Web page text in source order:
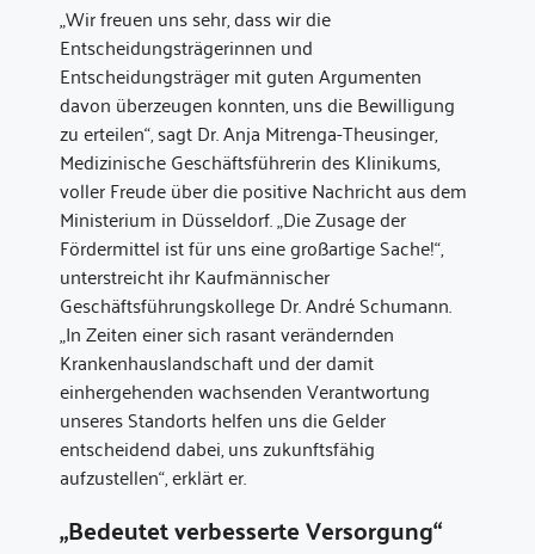
„Wir freuen uns sehr, dass wir die
Entscheidungsträgerinnen und
Entscheidungsträger mit guten Argumenten
davon überzeugen konnten, uns die Bewilligung
zu erteilen“, sagt Dr. Anja Mitrenga-Theusinger,
Medizinische Geschäftsführerin des Klinikums,
voller Freude über die positive Nachricht aus dem
Ministerium in Düsseldorf. „Die Zusage der
Fördermittel ist für uns eine großartige Sache!“,
unterstreicht ihr Kaufmännischer
Geschäftsführungskollege Dr. André Schumann.
„In Zeiten einer sich rasant verändernden
Krankenhauslandschaft und der damit
einhergehenden wachsenden Verantwortung
unseres Standorts helfen uns die Gelder
entscheidend dabei, uns zukunftsfähig
aufzustellen“, erklärt er.
„Bedeutet verbesserte Versorgung“